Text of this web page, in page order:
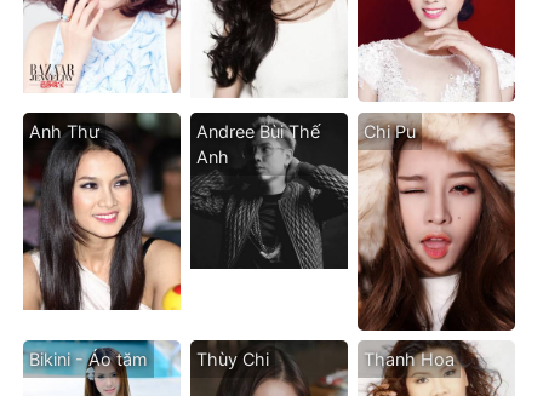
Anh Thư
Andree Bùi Thế
Anh
Chi Pu
Bikini - Áo tăm Thùy Chi Thanh Hoa